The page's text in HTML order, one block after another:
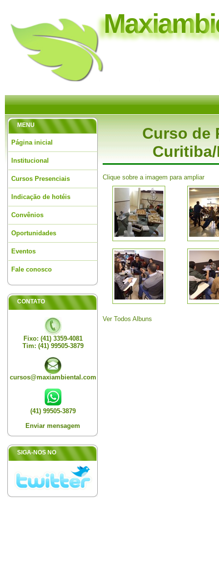
Maxiambi
MENU
Página inicial
Institucional
Cursos Presenciais
Indicação de hotéis
Convênios
Oportunidades
Eventos
Fale conosco
CONTATO
Fixo: (41) 3359-4081
Tim: (41) 99505-3879
cursos@maxiambiental.com
(41) 99505-3879
Enviar mensagem
SIGA-NOS NO
Curso de
Clique sobre a imagem para ampliar
Ver Todos Albuns